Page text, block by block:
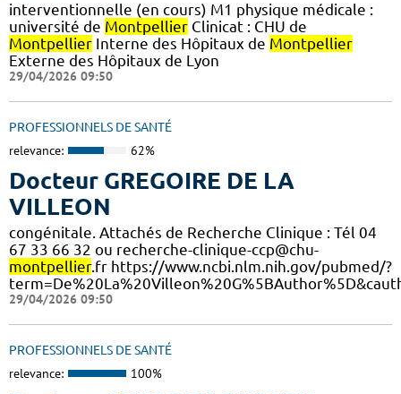
interventionnelle (en cours) M1 physique médicale :
université de Montpellier Clinicat : CHU de
Montpellier Interne des Hôpitaux de Montpellier
Externe des Hôpitaux de Lyon
29/04/2026 09:50
PROFESSIONNELS DE SANTÉ
relevance: 62%
Docteur GREGOIRE DE LA
VILLEON
congénitale. Attachés de Recherche Clinique : Tél 04
67 33 66 32 ou recherche-clinique-ccp@chu-
montpellier.fr https://www.ncbi.nlm.nih.gov/pubmed/?
29/04/2026 09:50
PROFESSIONNELS DE SANTÉ
relevance: 100%